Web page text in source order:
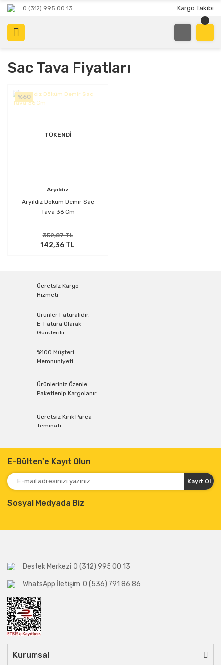
0 (312) 995 00 13 Kargo Takibi
Sac Tava Fiyatları
%60
TÜKENDİ
Aryıldız
Aryıldız Döküm Demir Saç
Tava 36 Cm
352,87 TL
142,36 TL
Ücretsiz Kargo
Hizmeti
Ürünler Faturalıdır.
E-Fatura Olarak
Gönderilir
%100 Müşteri
Memnuniyeti
Ürünleriniz Özenle
Paketlenip Kargolanır
Ücretsiz Kırık Parça
Teminatı
E-Bülten'e Kayıt Olun
Kayıt Ol
Sosyal Medyada Biz
Destek Merkezi 0 (312) 995 00 13
WhatsApp İletişim 0 (536) 791 86 86
Kurumsal